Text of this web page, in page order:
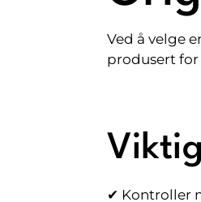
Ved å velge
produsert
✔ Kontroller